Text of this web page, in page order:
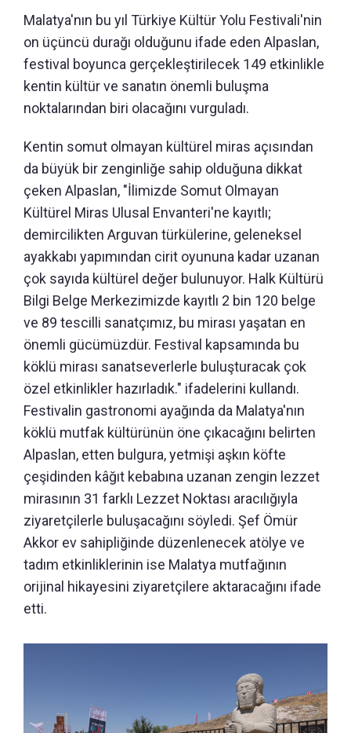
Malatya'nın bu yıl Türkiye Kültür Yolu Festivali'nin
on üçüncü durağı olduğunu ifade eden Alpaslan,
festival boyunca gerçekleştirilecek 149 etkinlikle
kentin kültür ve sanatın önemli buluşma
noktalarından biri olacağını vurguladı.
Kentin somut olmayan kültürel miras açısından
da büyük bir zenginliğe sahip olduğuna dikkat
çeken Alpaslan, "İlimizde Somut Olmayan
Kültürel Miras Ulusal Envanteri'ne kayıtlı;
demircilikten Arguvan türkülerine, geleneksel
ayakkabı yapımından cirit oyununa kadar uzanan
çok sayıda kültürel değer bulunuyor. Halk Kültürü
Bilgi Belge Merkezimizde kayıtlı 2 bin 120 belge
ve 89 tescilli sanatçımız, bu mirası yaşatan en
önemli gücümüzdür. Festival kapsamında bu
köklü mirası sanatseverlerle buluşturacak çok
özel etkinlikler hazırladık." ifadelerini kullandı.
Festivalin gastronomi ayağında da Malatya'nın
köklü mutfak kültürünün öne çıkacağını belirten
Alpaslan, etten bulgura, yetmişi aşkın köfte
çeşidinden kâğıt kebabına uzanan zengin lezzet
mirasının 31 farklı Lezzet Noktası aracılığıyla
ziyaretçilerle buluşacağını söyledi. Şef Ömür
Akkor ev sahipliğinde düzenlenecek atölye ve
tadım etkinliklerinin ise Malatya mutfağının
orijinal hikayesini ziyaretçilere aktaracağını ifade
etti.